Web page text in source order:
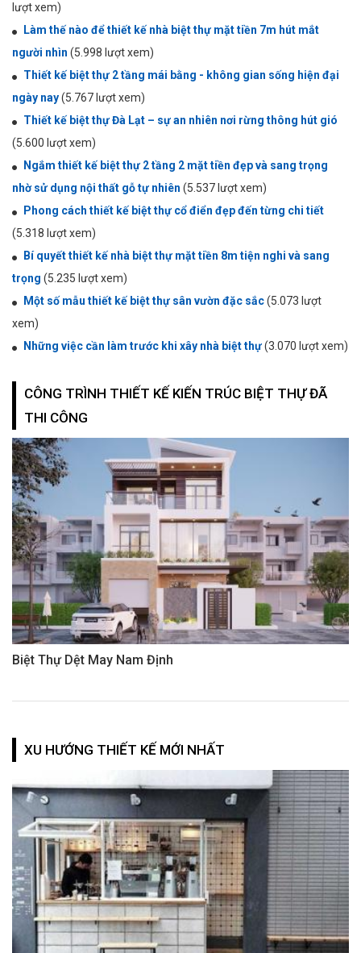
lượt xem)
Làm thế nào để thiết kế nhà biệt thự mặt tiền 7m hút mắt
người nhìn (5.998 lượt xem)
Thiết kế biệt thự 2 tầng mái bằng - không gian sống hiện đại
ngày nay(5.767 lượt xem)
Thiết kế biệt thự Đà Lạt – sự an nhiên nơi rừng thông hút gió
(5.600 lượt xem)
Ngắm thiết kế biệt thự 2 tầng 2 mặt tiền đẹp và sang trọng
nhờ sử dụng nội thất gỗ tự nhiên (5.537 lượt xem)
Phong cách thiết kế biệt thự cổ điển đẹp đến từng chi tiết
(5.318 lượt xem)
Bí quyết thiết kế nhà biệt thự mặt tiền 8m tiện nghi và sang
trọng (5.235 lượt xem)
Một số mẫu thiết kế biệt thự sân vườn đặc sắc(5.073 lượt
xem)
Những việc cần làm trước khi xây nhà biệt thự(3.070 lượt xem)
CÔNG TRÌNH THIẾT KẾ KIẾN TRÚC BIỆT THỰ ĐÃ
THI CÔNG
Biệt Thự Dệt May Nam Định
XU HƯỚNG THIẾT KẾ MỚI NHẤT